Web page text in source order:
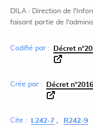
DILA : Direction de
faisant partie de
Codifié par : Décret
Crée par : Décret
Cite : L242-7 R242-9